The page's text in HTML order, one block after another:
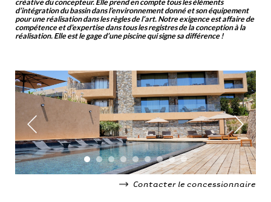
créative du concepteur. Elle prend en compte tous les éléments
d’intégration du bassin dans l’environnement donné et son équipement
pour une réalisation dans les règles de l’art. Notre exigence est affaire de
compétence et d’expertise dans tous les registres de la conception à la
réalisation. Elle est le gage d’une piscine qui signe sa différence !
Contacter le concessionnaire